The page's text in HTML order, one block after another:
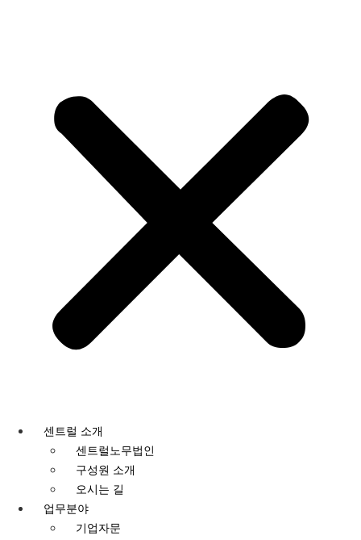
센트럴 소개
센트럴노무법인
구성원 소개
오시는 길
업무분야
기업자문